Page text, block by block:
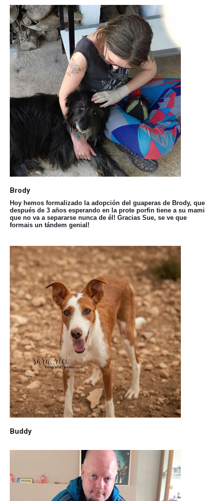
Brody
Hoy hemos formalizado la adopción del guaperas de Brody, que
después de 3 años esperando en la prote porfin tiene a su mami
que no va a separarse nunca de él! Gracias Sue, se ve que
formais un tándem genial!
Buddy